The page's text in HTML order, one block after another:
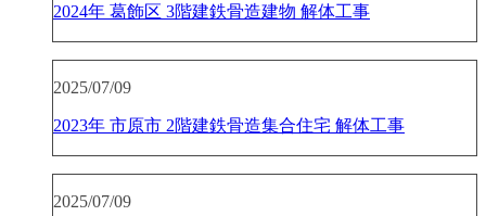
2024年 葛飾区 3階建鉄骨造建物 解体工事
2025/07/09
2023年 市原市 2階建鉄骨造集合住宅 解体工事
2025/07/09